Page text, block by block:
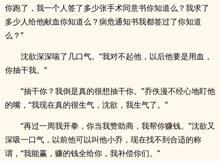
你跑了，我一个人签了多少张手术同意书你知道么？我求了
多少人给他献血你知道么？病危通知书我都签过了你知道
么？”
沈欲深深喘了几口气。“我对不起他，以后他要是用血，
你抽干我。”
“抽干你？我倒是真的很想抽干你。”乔佚漫不经心地盯他
的嘴，“我现在真的很生气，沈欲，我生气了。”
“再过一周我开拳，你当我赞助商，我帮你赚钱。”沈欲又
深吸一口气，以前他可以叫他小乔，现在找不到合适的称
谓，“我能赢，赚的钱全给你，我补偿你们。”